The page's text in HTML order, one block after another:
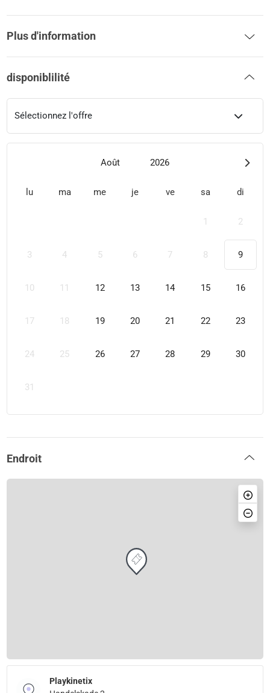
Plus d'information
disponiblilité
Sélectionnez l'offre
Août 2026
lu ma me je ve sa di
1 2
3 4 5 6 7 8 9
10 11 12 13 14 15 16
17 18 19 20 21 22 23
24 25 26 27 28 29 30
31
Endroit
Playkinetix